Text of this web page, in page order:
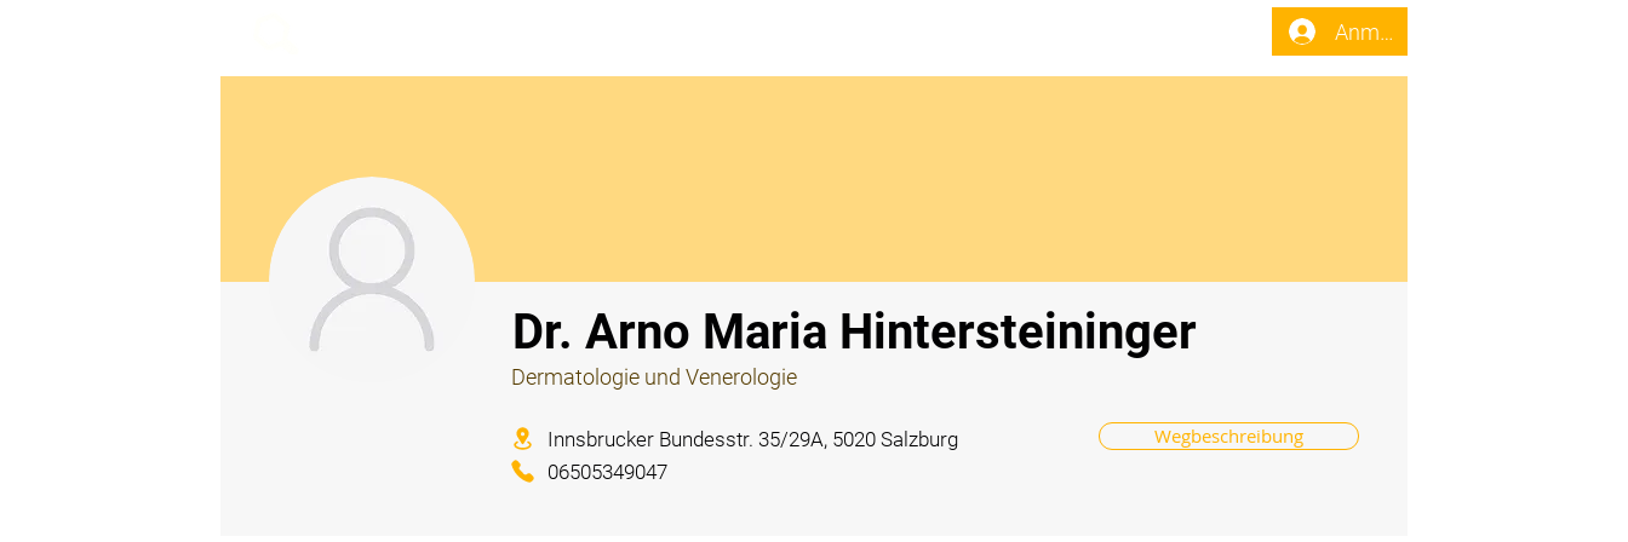
Anmelden
Dr. Arno Maria Hintersteininger
Dermatologie und Venerologie
Wegbeschreibung
Innsbrucker Bundesstr. 35/29A, 5020 Salzburg
06505349047